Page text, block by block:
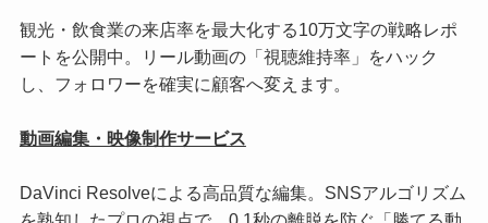
観光・飲食業の来店率を最大化する10万文字の戦略レポ
ートを公開中。リール動画の「視聴維持率」をハック
し、フォロワーを確実に顧客へ変えます。
動画編集・映像制作サービス
DaVinci Resolveによる高品質な編集。SNSアルゴリズム